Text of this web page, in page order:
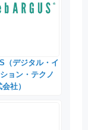
（デジタル・イ
ョン・テクノ
社）